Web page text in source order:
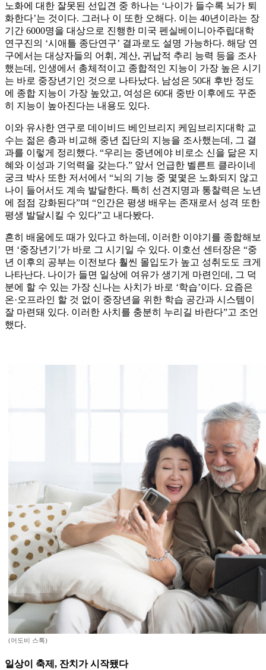
노화에 대한 잘못된 선입견 중 하나는 ‘나이가 들수록 뇌가 퇴
화한다’는 것이다. 그러나 이 또한 오해다. 이는 40년이라는 장
기간 6000명을 대상으로 진행한 미국 펜실베이니아주립대학
연구진의 ‘시애틀 종단연구’ 결과로도 설명 가능하다. 해당 연
구에서는 대상자들의 어휘, 계산, 귀납적 추리 능력 등을 조사
했는데, 인생에서 총체적이고 종합적인 지능이 가장 높은 시기
는 바로 중장년기인 것으로 나타났다. 남성은 50대 후반 정도
에 종합 지능이 가장 높았고, 여성은 60대 중반 이후에도 꾸준
히 지능이 높아진다는 내용도 있다.
이와 유사한 연구로 데이비드 베인브리지 케임브리지대학 교
수는 젊은 층과 비교해 중년 집단의 지능을 조사했는데, 그 결
과를 이렇게 정리했다. “우리는 중년에야 비로소 신을 닮은 지
혜와 이성과 기억력을 갖는다.” 앞서 언급한 벨른트 클라이네
궁크 박사 또한 저서에서 “뇌의 기능 중 몇몇은 노화되지 않고
나이 들어서도 계속 발달한다. 특히 선견지명과 통찰력은 노년
에 점점 강화된다”며 “인간은 평생 배우는 존재로서 성격 또한
평생 발달시킬 수 있다”고 내다봤다.
흔히 배움에도 때가 있다고 하는데, 이러한 이야기를 종합해보
면 ‘중장년기’가 바로 그 시기일 수 있다. 이호선 센터장은 “중
년 이후의 공부는 이전보다 훨씬 몰입도가 높고 성취도도 크게
나타난다. 나이가 들면 일상에 여유가 생기게 마련인데, 그 덕
분에 할 수 있는 가장 신나는 사치가 바로 ‘학습’이다. 요즘은
온·오프라인 할 것 없이 중장년을 위한 학습 공간과 시스템이
잘 마련돼 있다. 이러한 사치를 충분히 누리길 바란다”고 조언
했다.
(어도비 스톡)
일상이 축제, 잔치가 시작됐다